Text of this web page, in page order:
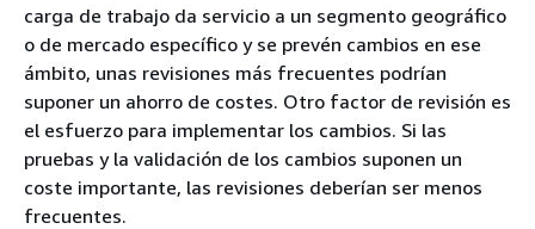
carga de trabajo da servicio a un segmento geográfico
o de mercado específico y se prevén cambios en ese
ámbito, unas revisiones más frecuentes podrían
suponer un ahorro de costes. Otro factor de revisión es
el esfuerzo para implementar los cambios. Si las
pruebas y la validación de los cambios suponen un
coste importante, las revisiones deberían ser menos
frecuentes.